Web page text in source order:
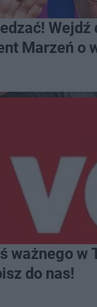
Wejdź
Marzeń o
ważnego w
do nas!